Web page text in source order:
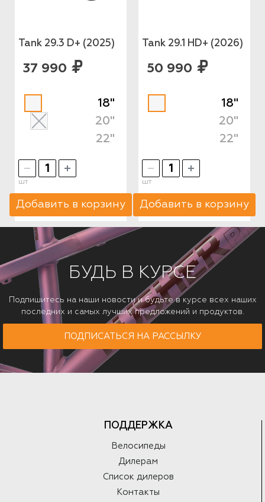
Tank 29.3 D+ (2025)
37 990
18"
20"
22"
шт
Добавить в корзину
Tank 29.1 HD+ (2026)
50 990
18"
20"
22"
шт
Добавить в корзину
БУДЬ В КУРСЕ
Подпишитесь на наши новости и будьте в курсе всех наших
последних и самых лучших предложений и продуктов.
ПОДПИСАТЬСЯ НА РАССЫЛКУ
ПОДДЕРЖКА
Велосипеды
Дилерам
Список дилеров
Контакты